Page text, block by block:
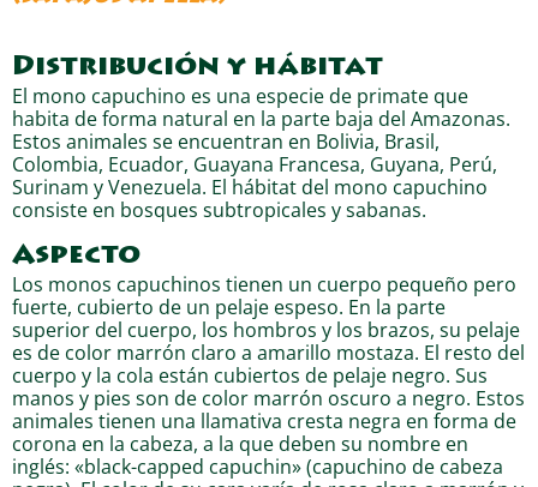
Distribución y hábitat
El mono capuchino es una especie de primate que
habita de forma natural en la parte baja del Amazonas.
Estos animales se encuentran en Bolivia, Brasil,
Colombia, Ecuador, Guayana Francesa, Guyana, Perú,
Surinam y Venezuela. El hábitat del mono capuchino
consiste en bosques subtropicales y sabanas.
Aspecto
Los monos capuchinos tienen un cuerpo pequeño pero
fuerte, cubierto de un pelaje espeso. En la parte
superior del cuerpo, los hombros y los brazos, su pelaje
es de color marrón claro a amarillo mostaza. El resto del
cuerpo y la cola están cubiertos de pelaje negro. Sus
manos y pies son de color marrón oscuro a negro. Estos
animales tienen una llamativa cresta negra en forma de
corona en la cabeza, a la que deben su nombre en
inglés: «black-capped capuchin» (capuchino de cabeza